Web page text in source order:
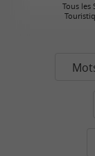
Tous les